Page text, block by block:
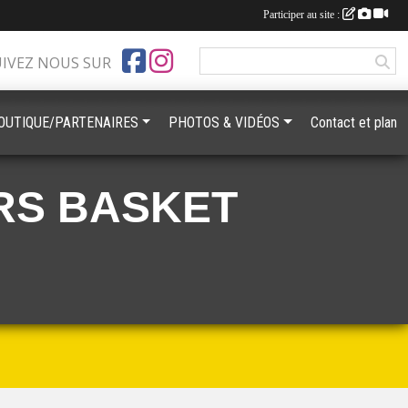
BASKET
NOUS SUR
PARTENAIRES PHOTOS & VIDÉOS Contact et plan
Participer au site :